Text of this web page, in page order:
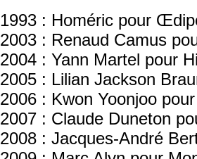
1993 : Homéric pour
2003 : Renaud Camus
2004 : Yann Martel pour
2005 : Lilian Jackson
2006 : Kwon Yoonjoo
2007 : Claude Duneton
2008 : Jacques-André